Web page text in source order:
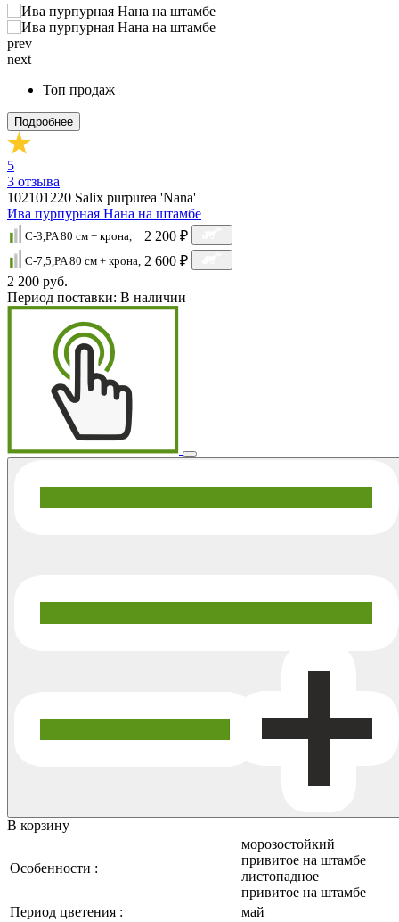
prev
next
Топ продаж
Подробнее
5
3 отзыва
102101220 Salix purpurea 'Nana'
Ива пурпурная Нана на штамбе
C-3,PA 80 см + крона, 2 200 ₽
C-7,5,PA 80 см + крона, 2 600 ₽
2 200 руб.
Период поставки: В наличии
В корзину
Особенности :
морозостойкий
привитое на штамбе
листопадное
привитое на штамбе
Период цветения :
май